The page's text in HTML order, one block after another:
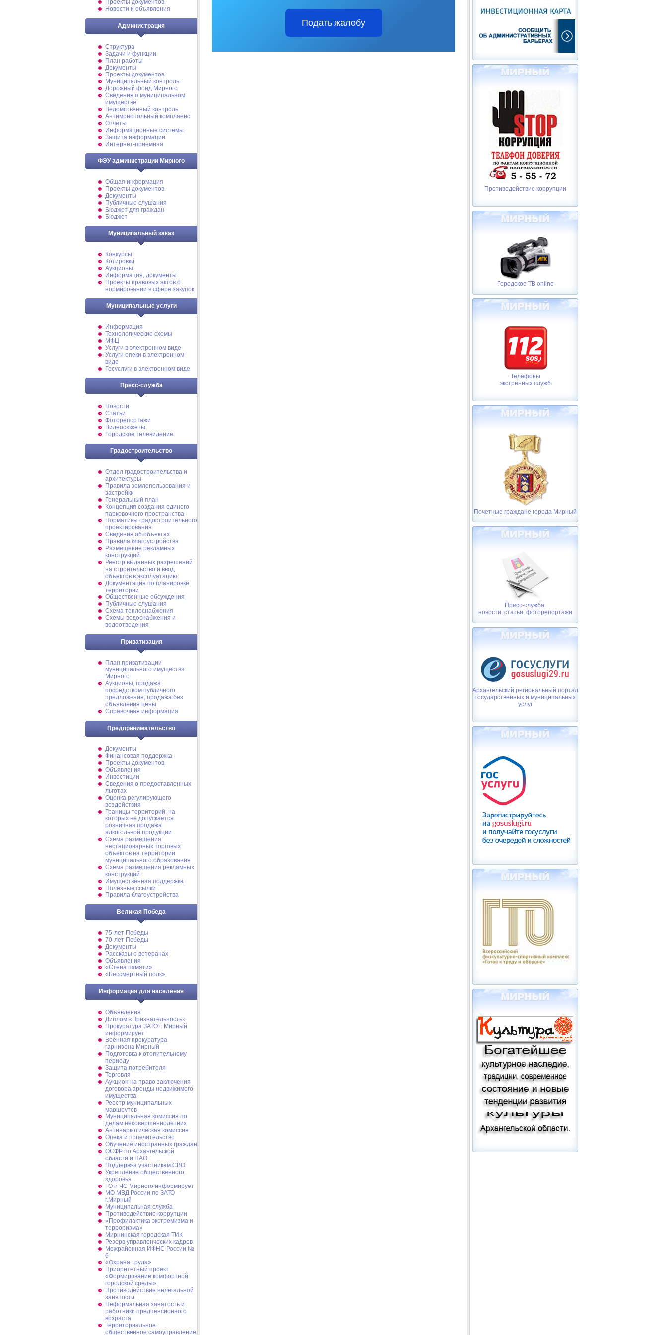
Проекты документов
Новости и объявления
Администрация
Структура
Задачи и функции
План работы
Документы
Проекты документов
Муниципальный контроль
Дорожный фонд Мирного
Cведения о муниципальном
имуществе
Ведомственный контроль
Антимонопольный комплаенс
Отчеты
Информационные системы
Защита информации
Интернет-приемная
ФЭУ администрации Мирного
Общая информация
Проекты документов
Документы
Публичные слушания
Бюджет для граждан
Бюджет
Муниципальный заказ
Конкурсы
Котировки
Аукционы
Информация, документы
Проекты правовых актов о
нормировании в сфере закупок
Муниципальные услуги
Информация
Технологические схемы
МФЦ
Услуги в электронном виде
Услуги опеки в электронном
виде
Госуслуги в электронном виде
Пресс-служба
Новости
Статьи
Фоторепортажи
Видеосюжеты
Городское телевидение
Градостроительство
Отдел градостроительства и
архитектуры
Правила землепользования и
застройки
Генеральный план
Концепция создания единого
парковочного пространства
Нормативы градостроительного
проектирования
Сведения об объектах
Правила благоустройства
Размещение рекламных
конструкций
Реестр выданных разрешений
на строительство и ввод
объектов в эксплуатацию
Документация по планировке
территории
Общественные обсуждения
Публичные слушания
Схема теплоснабжения
Схемы водоснабжения и
водоотведения
Приватизация
План приватизации
муниципального имущества
Мирного
Аукционы, продажа
посредством публичного
предложения, продажа без
объявления цены
Справочная информация
Предпринимательство
Документы
Финансовая поддержка
Проекты документов
Объявления
Инвестиции
Сведения о предоставленных
льготах
Оценка регулирующего
воздействия
Границы территорий, на
которых не допускается
розничная продажа
алкогольной продукции
Схема размещения
нестационарных торговых
объектов на территории
муниципального образования
Схема размещения рекламных
конструкций
Имущественная поддержка
Полезные ссылки
Правила благоустройства
Великая Победа
75-лет Победы
70-лет Победы
Документы
Рассказы о ветеранах
Объявления
«Стена памяти»
«Бессмертный полк»
Информация для населения
Объявления
Диплом «Признательность»
Прокуратура ЗАТО г. Мирный
информирует
Военная прокуратура
гарнизона Мирный
Подготовка к отопительному
периоду
Защита потребителя
Торговля
Аукцион на право заключения
договора аренды недвижимого
имущества
Реестр муниципальных
маршрутов
Муниципальная комиссия по
делам несовершеннолетних
Антинаркотическая комиссия
Опека и попечительство
Обучение иностранных граждан
ОСФР по Архангельской
области и НАО
Поддержка участникам СВО
Укрепление общественного
здоровья
ГО и ЧС Мирного информирует
МО МВД России по ЗАТО
г.Мирный
Муниципальная cлужба
Противодействие коррупции
«Профилактика экстремизма и
терроризма»
Мирнинская городская ТИК
Резерв управленческих кадров
Межрайонная ИФНС России №
6
«Охрана труда»
Приоритетный проект
«Формирование комфортной
городской среды»
Противодействие нелегальной
занятости
Неформальная занятость и
работники предпенсионного
возраста
Территориальное
общественное самоуправление
Подать жалобу
Противодействие коррупции
Городское ТВ online
Телефоны
экстренных служб
Почетные граждане города Мирный
Пресс-служба:
новости, статьи, фоторепортажи
Архангельский региональный портал
государственных и муниципальных
услуг